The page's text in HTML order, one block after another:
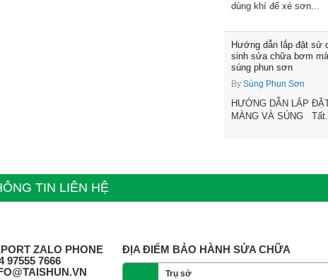
dùng khí để xé sơn...
Hướng dẫn lắp đặt sử
sinh sửa chữa bơm
súng phun sơn
By Súng Phun Sơn
HƯỚNG DẪN LẮP
MÀNG VÀ SÚNG
TIN LIÊN HỆ
ZALO PHONE
97555 7666
ĐỊA ĐIỂM BẢO HÀNH SỬA CHỮA
Trụ sở